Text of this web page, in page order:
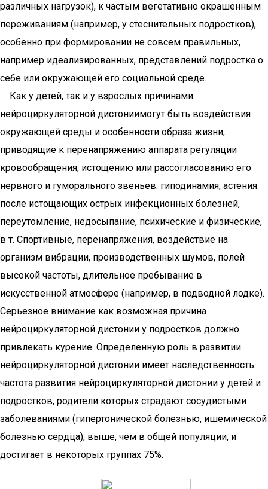
различных нагрузок), к частым вегетативно окрашенным
переживаниям (например, у стеснительных подростков),
особенно при формировании не совсем правильных,
например идеализированных, представлений подростка о
себе или окружающей его социальной среде.
Как у детей, так и у взрослых причинами
нейроциркуляторной дистониимогут быть воздействия
окружающей среды и особенности образа жизни,
приводящие к перенапряжению аппарата регуляции
кровообращения, истощению или рассогласованию его
нервного и гуморального звеньев: гиподинамия, астения
после истощающих острых инфекционных болезней,
переутомление, недосыпание, психические и физические,
в т. Спортивные, перенапряжения, воздействие на
организм вибрации, производственных шумов, полей
высокой частоты, длительное пребывание в
искусственной атмосфере (например, в подводной лодке).
Серьезное внимание как возможная причина
нейроциркуляторной дистонии у подростков должно
привлекать курение. Определенную роль в развитии
нейроциркуляторной дистонии имеет наследственность:
частота развития нейроциркуляторной дистонии у детей и
подростков, родители которых страдают сосудистыми
заболеваниями (гипертонической болезнью, ишемической
болезнью сердца), выше, чем в общей популяции, и
достигает в некоторых группах 75%.